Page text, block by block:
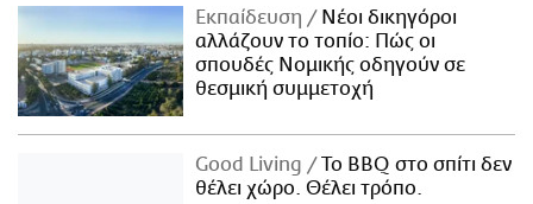
Εκπαίδευση
Νέοι δικηγόροι
αλλάζουν το τοπίο: Πώς οι
σπουδές Νομικής οδηγούν σε
θεσμική συμμετοχή
Good Living
Το BBQ στο σπίτι δεν
θέλει χώρο. Θέλει τρόπο.